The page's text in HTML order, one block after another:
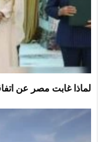
لماذا غابت مصر عن